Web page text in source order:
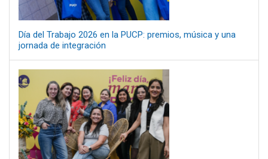
Día del Trabajo 2026 en la PUCP: premios, música y una
jornada de integración